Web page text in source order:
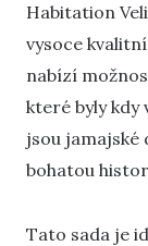
Habitation
vysoce
nabízí
které byly kdy
jsou jamajské
bohatou
Tato sada je